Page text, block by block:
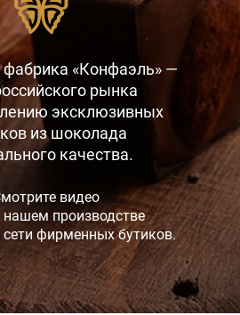
«Конфаэль» —
рынка
эксклюзивных
из шоколада
качества.
видео
нашем производстве
сети фирменных бутиков.